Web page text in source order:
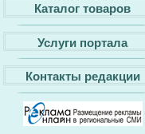
Каталог товаров
Услуги портала
Контакты редакции